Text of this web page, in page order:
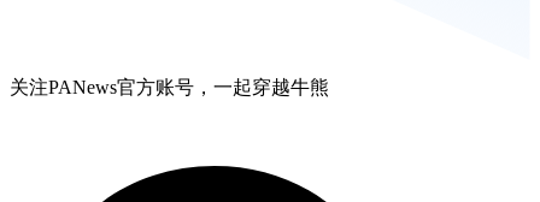
关注PANews官方账号，一起穿越牛熊